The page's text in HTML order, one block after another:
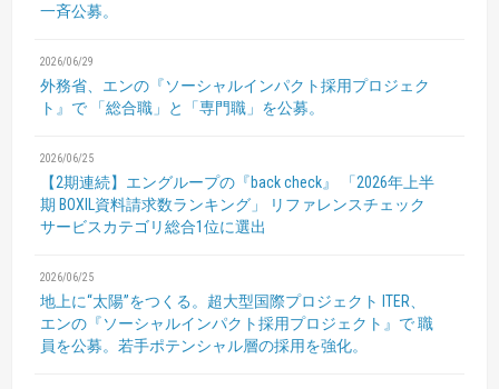
一斉公募。
2026/06/29
外務省、エンの『ソーシャルインパクト採用プロジェク
ト』で 「総合職」と「専門職」を公募。
2026/06/25
【2期連続】エングループの『back check』
「2026年上半
期 BOXIL資料請求数ランキング」
リファレンスチェック
サービスカテゴリ総合1位に選出
2026/06/25
地上に“太陽”をつくる。超大型国際プロジェクト ITER、
エンの『ソーシャルインパクト採用プロジェクト』で職
員を公募。若手ポテンシャル層の採用を強化。